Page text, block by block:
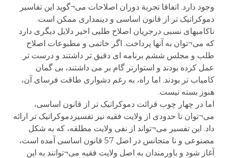
وجود دارد. اتفاقا تجربة دوران اصلاحات می¬گوید این تفاسیر
دموکراتیک تر از قانون اساسی و دینمداری ممکن است.
ناکامیهای نسبی درجریان اصلاح طلبی اخیر دلایل دیگری دارد
که می¬توان به آنها پرداخت. اگر خاتمی و مطبوعات اصلاح
طلب و مجلس ششم برنامه ای دقیق تر داشتند و درست تر
عمل کرده بودند و استوارتر گام بر می داشتند، بی گمان
کامیاب تر بودند. اما راه، به رغم دشواری طاقت فرسای آن،
هنوز بسته نیست.
اما در چهار چوب قرائت دموکراتیک تر از قانون اساسی،
می¬توان تا حدودی از ولایت فقیه نیز تفسیردموکراتیک تر ارائه
داد. این تفسیر می¬تواند از نفی ولایت مطلقه، که به شکل
مصنوعی و نا متجانس در اصل 57 قانون اساسی آمده است،
آغاز شود و باورمندان به اصل ولایت فقیه می¬توانند به این